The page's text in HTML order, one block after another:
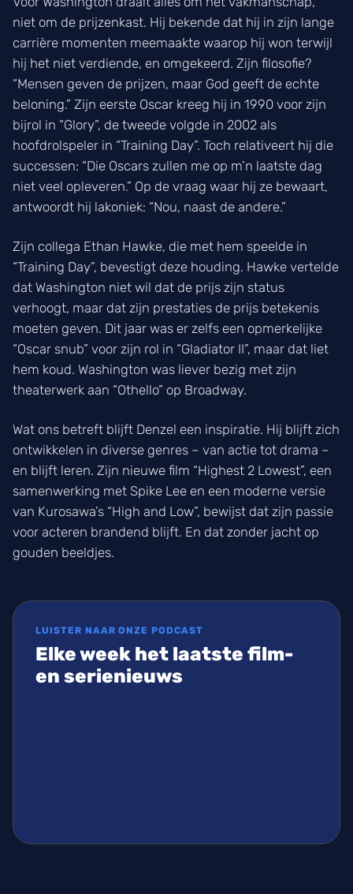
niet om de prijzenkast. Hij bekende dat hij in zijn lange
carrière momenten meemaakte waarop hij won terwijl
hij het niet verdiende, en omgekeerd. Zijn filosofie?
“Mensen geven de prijzen, maar God geeft de echte
beloning.” Zijn eerste Oscar kreeg hij in 1990 voor zijn
bijrol in “Glory”, de tweede volgde in 2002 als
hoofdrolspeler in “Training Day”. Toch relativeert hij die
successen: “Die Oscars zullen me op m’n laatste dag
niet veel opleveren.” Op de vraag waar hij ze bewaart,
antwoordt hij lakoniek: “Nou, naast de andere.”
Zijn collega Ethan Hawke, die met hem speelde in
“Training Day”, bevestigt deze houding. Hawke vertelde
dat Washington niet wil dat de prijs zijn status
verhoogt, maar dat zijn prestaties de prijs betekenis
moeten geven. Dit jaar was er zelfs een opmerkelijke
“Oscar snub” voor zijn rol in “Gladiator II”, maar dat liet
hem koud. Washington was liever bezig met zijn
theaterwerk aan “Othello” op Broadway.
Wat ons betreft blijft Denzel een inspiratie. Hij blijft zich
ontwikkelen in diverse genres – van actie tot drama –
en blijft leren. Zijn nieuwe film “Highest 2 Lowest”, een
samenwerking met Spike Lee en een moderne versie
van Kurosawa’s “High and Low”, bewijst dat zijn passie
voor acteren brandend blijft. En dat zonder jacht op
gouden beeldjes.
LUISTER NAAR ONZE PODCAST
Elke week het laatste film-
en serienieuws